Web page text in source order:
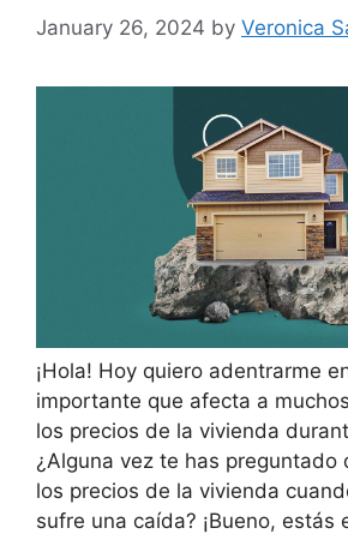
January 26, 2024 by Veronica
¡Hola! Hoy quiero adentrarme
importante que afecta a
los precios de la vivienda
¿Alguna vez te has preguntado
los precios de la vivienda
sufre una caída? ¡Bueno, estás